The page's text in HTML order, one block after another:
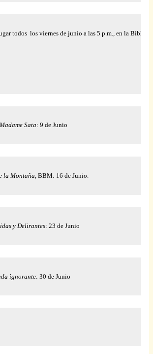
todos los viernes de junio a las 5 p.m., en la
Madame Sata: 9 de Junio
la Montaña , BBM: 16 de Junio.
y Delirantes: 23 de Junio
ignorante: 30 de Junio